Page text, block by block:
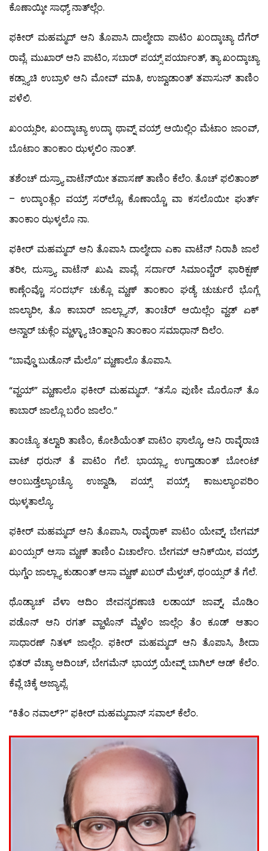
ಕೊಣಾಯ್ಕೀ ಸಾಧ್ಯ್ ನಾತ್‍ಲ್ಲೆಂ.
ಫಕೀರ್ ಮಹಮ್ಮದ್ ಆನಿ ತೊಪಾಸಿ ದಾಲ್ಮೇದಾ ಪಾಟಿಂ ಖಂದ್ಕಾಚ್ಯಾ ದೆಗೆರ್
ರಾವ್ಲೆ. ಮುಖಾರ್ ಆನಿ ಪಾಟಿಂ, ಸಬಾರ್ ಪಯ್ಸ್ ಪರ್ಯಾಂತ್, ತ್ಯಾ ಖಂದ್ಕಾಚ್ಯಾ
ಕಡ್ಸ್ಯಾಚಿ ಉಬ್ರಾಳಿ ಆನಿ ಮೋವ್ ಮಾತಿ, ಉಜ್ವಾಡಾಂತ್ ತಪಾಸುನ್ ತಾಣಿಂ
ಪಳೆಲಿ.
ಖಂಯ್ಸರೀ, ಖಂದ್ಕಾಚ್ಯಾ ಉದ್ಕಾ ಥಾವ್ನ್ ವಯ್ರ್ ಆಯಿಲ್ಲಿಂ ಮೆಟಾಂ ಜಾಂವ್,
ಬೊಟಾಂ ತಾಂಕಾಂ ಝಳ್ಕಲಿಂ ನಾಂತ್.
ತಶೆಂಚ್ ದುಸ್ರ್ಯಾ ವಾಟೆನ್‍ಯೀ ತಪಾಸಣ್ ತಾಣಿಂ ಕೆಲೆಂ. ತೊಚ್ ಫಲಿತಾಂಶ್
– ಉದ್ಕಾಂತ್ಲೆಂ ವಯ್ರ್ ಸರ್‌ಲ್ಲೊ, ಕೊಣಾಯ್ಚೊ ವಾ ಕಸಲೊಯೀ ಘುರ್ತ್
ತಾಂಕಾಂ ಝಳ್ಕಲೊ ನಾ.
ಫಕೀರ್ ಮಹಮ್ಮದ್ ಆನಿ ತೊಪಾಸಿ ದಾಲ್ಮೇದಾ ಎಕಾ ವಾಟೆನ್ ನಿರಾಶಿ ಜಾಲೆ
ತರೀ, ದುಸ್ರ್ಯಾ ವಾಟೆನ್ ಖುಷಿ ಪಾವ್ಲೆ. ಸರ್ದಾರ್ ಸಿಮಾಂವ್ಚೆರ್ ಫಾರಿಕ್ಪಣ್
ಕಾಣ್ಗೆಂವ್ಚೊ ಸಂದರ್ಭ್ ಚುಕ್ಲೊ ಮ್ಹಣ್ ತಾಂಕಾಂ ಘಡ್ಯೆ ಚುರ್ಚುರೆ ಭೊಗ್ಲೆ
ಜಾಲ್ಯಾರೀ, ತೊ ಕಾಬಾರ್ ಜಾಲ್ಲ್ಯಾನ್, ತಾಂಚೆರ್ ಆಯಿಲ್ಲೆಂ ವ್ಹಡ್ ಏಕ್
ಅನ್ವಾರ್ ಚುಕ್ಲೆಂ ಮ್ಹಳ್ಳ್ಯಾ ಚಿಂತ್ನಾಂನಿ ತಾಂಕಾಂ ಸಮಾಧಾನ್ ದಿಲೆಂ.
“ಬಾವ್ಡೊ ಬುಡೊನ್ ಮೆಲೊ” ಮ್ಹಣಾಲೊ ತೊಪಾಸಿ.
“ವ್ಹಯ್” ಮ್ಹಣಾಲೊ ಫಕೀರ್ ಮಹಮ್ಮದ್. “ತಸೊ ಪುಣೀ ಮೊರೊನ್ ತೊ
ಕಾಬಾರ್ ಜಾಲ್ಲೊ ಬರೆಂ ಜಾಲೆಂ.”
ತಾಂಚ್ಯೊ ತಲ್ವಾರಿ ತಾಣಿಂ, ಕೋಶಿಯೆಂತ್ ಪಾಟಿಂ ಘಾಲ್ಯೊ, ಆನಿ ರಾವ್ಳೆರಾಚಿ
ವಾಟ್ ಧರುನ್ ತೆ ಪಾಟಿಂ ಗೆಲೆ. ಭಾಯ್ಲ್ಯಾ ಉಗ್ತಾಡಾಂತ್ ಬೋಂಟ್
ಆಂಬುಡ್ತೆಲ್ಯಾಂಚ್ಯೊ ಉಜ್ವಾಡಿ, ಪಯ್ಸ್ ಪಯ್ಸ್, ಕಾಜುಲ್ಯಾಂಪರಿಂ
ಝಳ್ಕತಾಲ್ಯೊ.
ಫಕೀರ್ ಮಹಮ್ಮದ್ ಆನಿ ತೊಪಾಸಿ, ರಾವ್ಳೆರಾಕ್ ಪಾಟಿಂ ಯೇವ್ನ್, ಬೇಗಮ್
ಖಂಯ್ಸರ್ ಆಸಾ ಮ್ಹಣ್ ತಾಣಿಂ ವಿಚಾರ್ಲೆಂ. ಬೇಗಮ್ ಆನಿಕ್‍ಯೀ, ವಯ್ರ್,
ಝಗ್ಡೆಂ ಜಾಲ್ಲ್ಯಾ ಕುಡಾಂತ್ ಆಸಾ ಮ್ಹಣ್ ಖಬರ್ ಮೆಳ್ತಚ್, ಥಂಯ್ಸರ್ ತೆ ಗೆಲೆ.
ಥೊಡ್ಯಾಚ್ ವೆಳಾ ಆದಿಂ ಜೀವನ್ಮರಣಾಚಿ ಲಡಾಯ್ ಜಾವ್ನ್, ಮೊಡಿಂ
ಪಡೊನ್ ಆನಿ ರಗತ್ ವ್ಹಾಳೊನ್ ಮ್ಹೆಳೆಂ ಜಾಲ್ಲೆಂ ತೆಂ ಕೂಡ್ ಆತಾಂ
ಸಾಧಾರಣ್ ನಿತಳ್ ಜಾಲ್ಲೆಂ. ಫಕೀರ್ ಮಹಮ್ಮದ್ ಆನಿ ತೊಪಾಸಿ, ಶೀದಾ
ಭಿತರ್ ವೆಚ್ಯಾ ಆದಿಂಚ್, ಬೇಗಮೆನ್ ಭಾಯ್ರ್ ಯೇವ್ನ್ ಬಾಗಿಲ್ ಆಡ್ ಕೆಲೆಂ.
ಕೆವ್ಲೆ ಚಿಕ್ಕೆ ಅಜ್ಯಾಪ್ಲೆ.
“ಕಿತೆಂ ನವಾಲ್?” ಫಕೀರ್ ಮಹಮ್ಮದಾನ್ ಸವಾಲ್ ಕೆಲೆಂ.